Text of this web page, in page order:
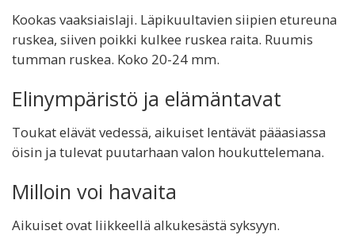
Kookas vaaksiaislaji. Läpikuultavien siipien etureuna
ruskea, siiven poikki kulkee ruskea raita. Ruumis
tumman ruskea. Koko 20-24 mm.
Elinympäristö ja elämäntavat
Toukat elävät vedessä, aikuiset lentävät pääasiassa
öisin ja tulevat puutarhaan valon houkuttelemana.
Milloin voi havaita
Aikuiset ovat liikkeellä alkukesästä syksyyn.